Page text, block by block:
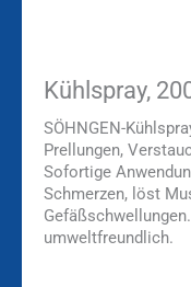
Kühlspray,
SÖHNGEN-
Prellungen,
Sofortige
Schmerzen, löst
umweltfreundlich.